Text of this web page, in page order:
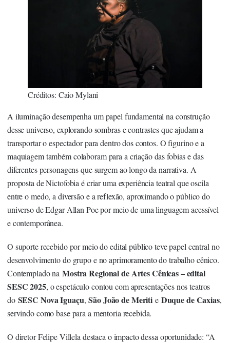
Créditos: Caio Mylani
A iluminação desempenha um papel fundamental na construção
desse universo, explorando sombras e contrastes que ajudam a
transportar o espectador para dentro dos contos. O figurino e a
maquiagem também colaboram para a criação das fobias e das
diferentes personagens que surgem ao longo da narrativa. A
proposta de Nictofobia é criar uma experiência teatral que oscila
entre o medo, a diversão e a reflexão, aproximando o público do
universo de Edgar Allan Poe por meio de uma linguagem acessível
e contemporânea.
O suporte recebido por meio do edital público teve papel central no
desenvolvimento do grupo e no aprimoramento do trabalho cênico.
Contemplado na Mostra Regional de Artes Cênicas – edital
SESC 2025, o espetáculo contou com apresentações nos teatros
do SESC Nova Iguaçu,São João de Meriti e Duque de Caxias,
servindo como base para a mentoria recebida.
O diretor Felipe Villela destaca o impacto dessa oportunidade: “A